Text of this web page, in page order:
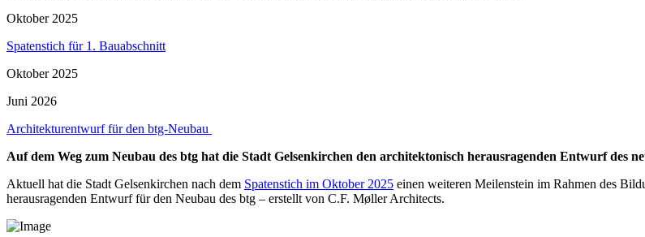
Oktober 2025
Spatenstich für 1. Bauabschnitt
Oktober 2025
Juni 2026
Architekturentwurf für den btg-Neubau
Auf dem Weg zum Neubau des btg hat die Stadt Gelsenkirchen den architektonisch herausragenden Entwurf des
Aktuell hat die Stadt Gelsenkirchen nach dem Spatenstich im Oktober 2025 einen weiteren Meilenstein im Rahmen des
herausragenden Entwurf für den Neubau des btg – erstellt von C.F. Møller Architects.